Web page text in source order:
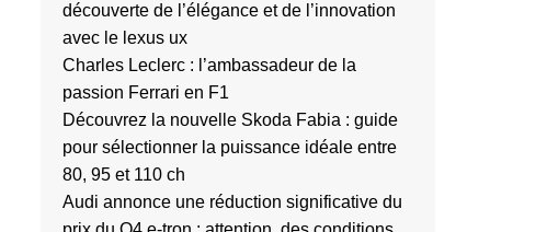
découverte de l’élégance et de l’innovation
avec le lexus ux
Charles Leclerc : l’ambassadeur de la
passion Ferrari en F1
Découvrez la nouvelle Skoda Fabia : guide
pour sélectionner la puissance idéale entre
80, 95 et 110 ch
Audi annonce une réduction significative du